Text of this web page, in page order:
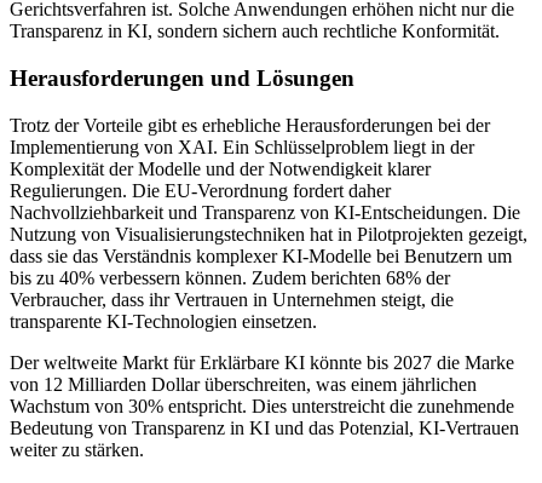
Gerichtsverfahren ist. Solche Anwendungen erhöhen nicht nur die
Transparenz in KI, sondern sichern auch rechtliche Konformität.
Herausforderungen und Lösungen
Trotz der Vorteile gibt es erhebliche Herausforderungen bei der
Implementierung von XAI. Ein Schlüsselproblem liegt in der
Komplexität der Modelle und der Notwendigkeit klarer
Regulierungen. Die EU-Verordnung fordert daher
Nachvollziehbarkeit und Transparenz von KI-Entscheidungen. Die
Nutzung von Visualisierungstechniken hat in Pilotprojekten gezeigt,
dass sie das Verständnis komplexer KI-Modelle bei Benutzern um
bis zu 40% verbessern können. Zudem berichten 68% der
Verbraucher, dass ihr Vertrauen in Unternehmen steigt, die
transparente KI-Technologien einsetzen.
Der weltweite Markt für Erklärbare KI könnte bis 2027 die Marke
von 12 Milliarden Dollar überschreiten, was einem jährlichen
Wachstum von 30% entspricht. Dies unterstreicht die zunehmende
Bedeutung von Transparenz in KI und das Potenzial, KI-Vertrauen
weiter zu stärken.